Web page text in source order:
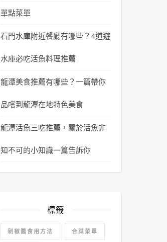
單點菜單
石門水庫附近餐廳有哪些？4道遊
水庫必吃活魚料理推薦
龍潭美食推薦有哪些？一篇帶你
品嚐到龍潭在地特色美食
龍潭活魚三吃推薦，關於活魚非
知不可的小知識一篇告訴你
標籤
剁椒醬食用方法 合菜菜單